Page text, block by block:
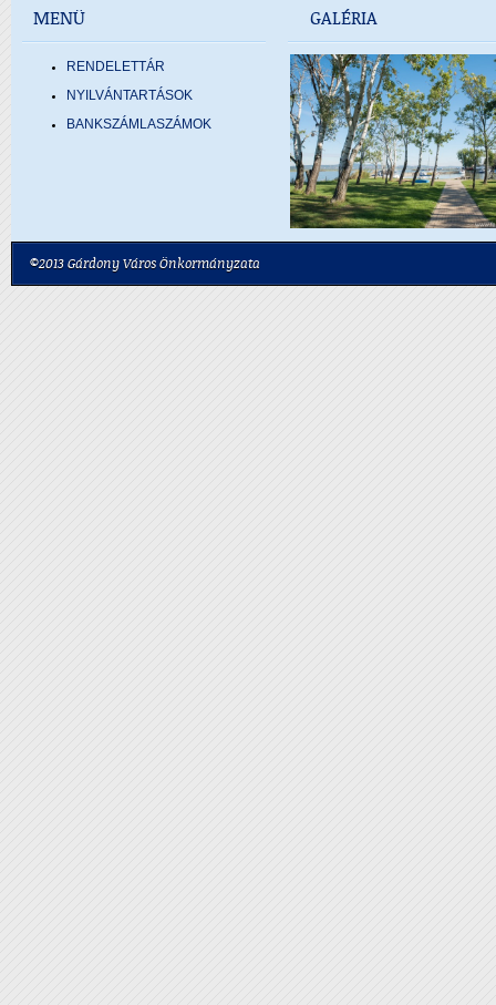
MENÜ
RENDELETTÁR
NYILVÁNTARTÁSOK
BANKSZÁMLASZÁMOK
GALÉRIA
©2013 Gárdony Város Önkormányzata